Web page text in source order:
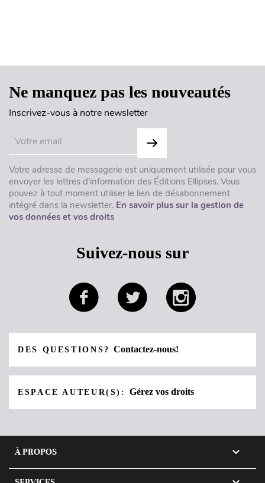
Ne manquez pas les nouveautés
Inscrivez-vous à notre newsletter
Votre adresse de messagerie est uniquement utilisée pour vous
envoyer les lettres d'information des Éditions Ellipses. Vous
pouvez à tout moment utiliser le lien de désabonnement
intégré dans la newsletter. En savoir plus sur la gestion de
vos données et vos droits
Suivez-nous sur
DES QUESTIONS?Contactez-nous!
ESPACE AUTEUR(S):Gérez vos droits
À PROPOS 